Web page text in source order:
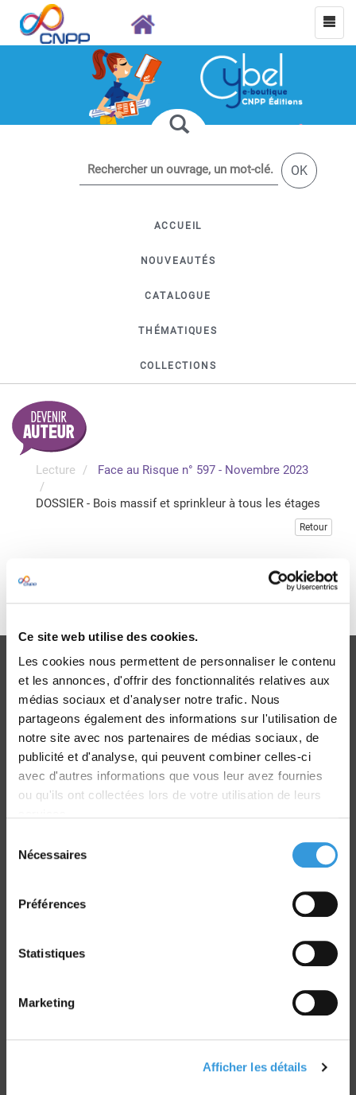
Ce site web utilise des cookies.
Les cookies nous permettent de personnaliser le contenu
et les annonces, d'offrir des fonctionnalités relatives aux
médias sociaux et d'analyser notre trafic. Nous
partageons également des informations sur l'utilisation de
notre site avec nos partenaires de médias sociaux, de
publicité et d'analyse, qui peuvent combiner celles-ci
avec d'autres informations que vous leur avez fournies
ou qu'ils ont collectées lors de votre utilisation de leurs
Nécessaires
Préférences
Statistiques
Marketing
Afficher les détails
OK
ACCUEIL
NOUVEAUTÉS
CATALOGUE
THÉMATIQUES
COLLECTIONS
Lecture Face au Risque n° 597 - Novembre 2023
DOSSIER - Bois massif et sprinkleur à tous les étages
Retour
Veuillez vous connecter pour accéder à cette publication
Livraison
dans le monde entier